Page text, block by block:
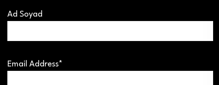
Ad Soyad
Email Address*